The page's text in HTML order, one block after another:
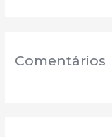
Comentários